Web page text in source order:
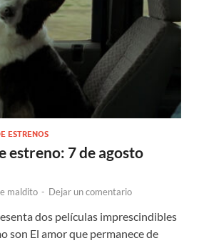
ESTRENOS
estreno: 7 de agosto
maldito - Dejar un comentario
dos películas imprescindibles
son El amor que permanece de